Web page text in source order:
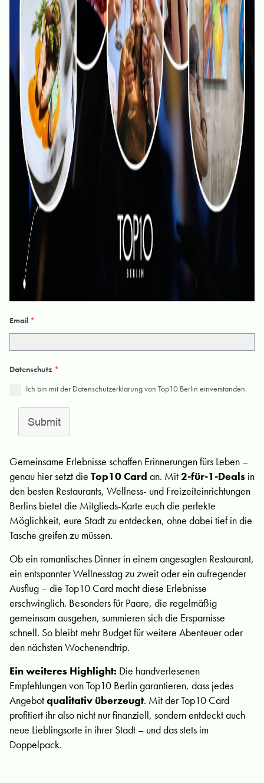
Email *
Datenschutz *
Ich bin mit der Datenschutzerklärung von Top10 Berlin einverstanden.
Submit
Gemeinsame Erlebnisse schaffen Erinnerungen fürs Leben –
genau hier setzt die Top10 Card an. Mit2-für-1-Deals in
den besten Restaurants, Wellness- und Freizeiteinrichtungen
Berlins bietet die Mitglieds-Karte euch die perfekte
Möglichkeit, eure Stadt zu entdecken, ohne dabei tief in die
Tasche greifen zu müssen.
Ob ein romantisches Dinner in einem angesagten Restaurant,
ein entspannter Wellnesstag zu zweit oder ein aufregender
Ausflug – die Top10 Card macht diese Erlebnisse
erschwinglich. Besonders für Paare, die regelmäßig
gemeinsam ausgehen, summieren sich die Ersparnisse
schnell. So bleibt mehr Budget für weitere Abenteuer oder
den nächsten Wochenendtrip.
Ein weiteres Highlight: Die handverlesenen
Empfehlungen von Top10 Berlin garantieren, dass jedes
Angebotqualitativ überzeugt. Mit der Top10 Card
profitiert ihr also nicht nur finanziell, sondern entdeckt auch
neue Lieblingsorte in ihrer Stadt – und das stets im
Doppelpack.